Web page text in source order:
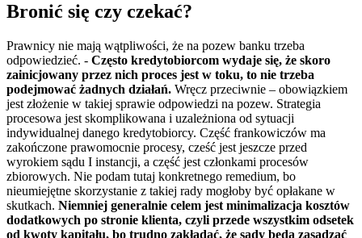
Bronić się czy czekać?
Prawnicy nie mają wątpliwości, że na pozew banku trzeba
odpowiedzieć. - Często kredytobiorcom wydaje się, że skoro
zainicjowany przez nich proces jest w toku, to nie trzeba
podejmować żadnych działań. Wręcz przeciwnie – obowiązkiem
jest złożenie w takiej sprawie odpowiedzi na pozew. Strategia
procesowa jest skomplikowana i uzależniona od sytuacji
indywidualnej danego kredytobiorcy. Część frankowiczów ma
zakończone prawomocnie procesy, cześć jest jeszcze przed
wyrokiem sądu I instancji, a część jest członkami procesów
zbiorowych. Nie podam tutaj konkretnego remedium, bo
nieumiejętne skorzystanie z takiej rady mogłoby być opłakane w
skutkach. Niemniej generalnie celem jest minimalizacja kosztów
dodatkowych po stronie klienta, czyli przede wszystkim odsetek
od kwoty kapitału, bo trudno zakładać, że sądy będą zasądzać